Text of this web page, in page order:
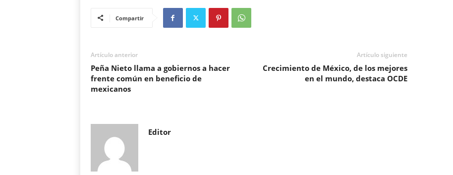
Compartir
Artículo anterior
Peña Nieto llama a gobiernos a hacer
frente común en beneficio de
mexicanos
Artículo siguiente
Crecimiento de México, de los mejores
en el mundo, destaca OCDE
Editor